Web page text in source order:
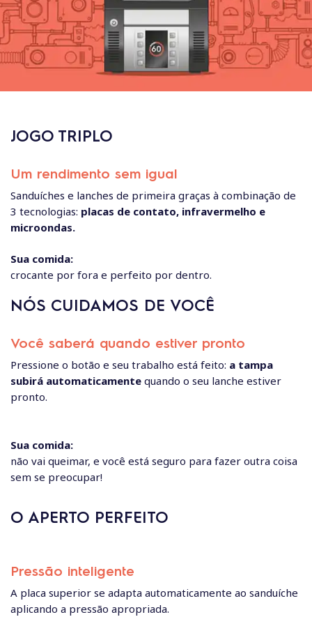
JOGO TRIPLO
Um rendimento sem igual
Sanduíches e lanches de primeira graças à combinação de
3 tecnologias: placas de contato, infravermelho e
microondas.
Sua comida:
crocante por fora e perfeito por dentro.
NÓS CUIDAMOS DE VOCÊ
Você saberá quando estiver pronto
Pressione o botão e seu trabalho está feito: a tampa
subirá automaticamente quando o seu lanche estiver
pronto.
Sua comida:
não vai queimar, e você está seguro para fazer outra coisa
sem se preocupar!
O APERTO PERFEITO
Pressão inteligente
A placa superior se adapta automaticamente ao sanduíche
aplicando a pressão apropriada.